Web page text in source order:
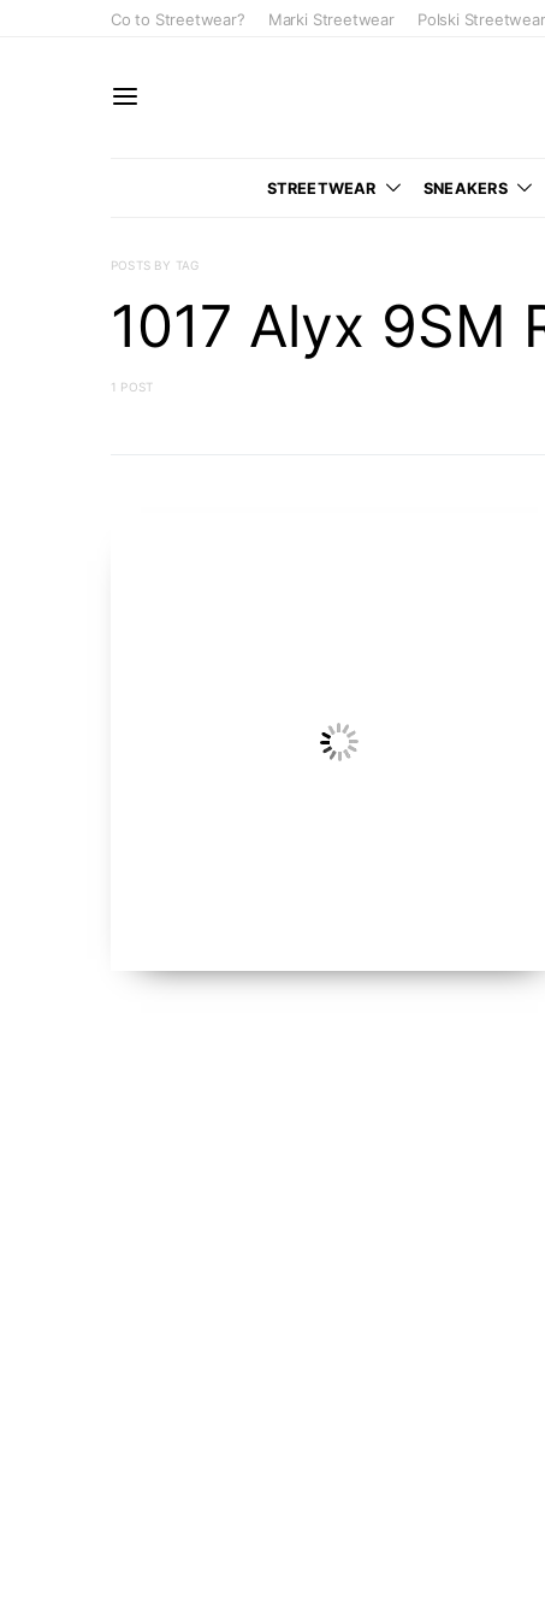
Co to Streetwear? Marki Streetwear Polski Streetwear
STREETWEAR SNEAKERS
POSTS BY TAG
1017 Alyx 9SM
1 POST